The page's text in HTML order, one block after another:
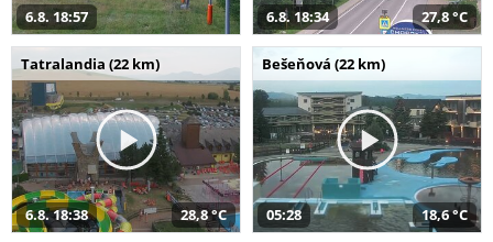
6.8. 18:57 6.8. 18:34 27,8 °C
Tatralandia (22 km)
6.8. 18:38 28,8 °C
Bešeňová (22 km)
05:28 18,6 °C